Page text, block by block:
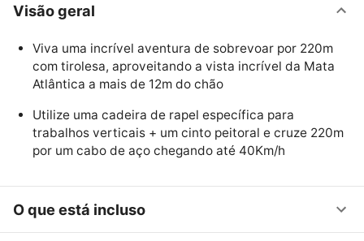
Visão geral
Viva uma incrível aventura de sobrevoar por 220m
com tirolesa, aproveitando a vista incrível da Mata
Atlântica a mais de 12m do chão
Utilize uma cadeira de rapel específica para
trabalhos verticais + um cinto peitoral e cruze 220m
por um cabo de aço chegando até 40Km/h
O que está incluso